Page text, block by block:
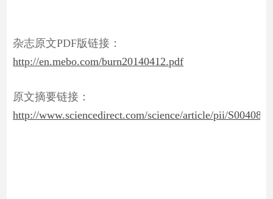
杂志原文PDF版链接：
http://en.mebo.com/burn20140412.pdf
原文摘要链接：
http://www.sciencedirect.com/science/article/pii/